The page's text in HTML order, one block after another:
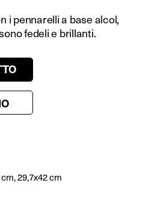
i pennarelli a base alcol,
fedeli e brillanti.
29,7x42 cm